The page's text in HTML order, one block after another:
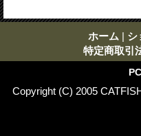
ホーム | シ
特定商取引
Copyright (C) 2005